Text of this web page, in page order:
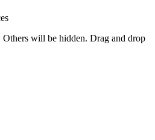
Others will be hidden. Drag and drop